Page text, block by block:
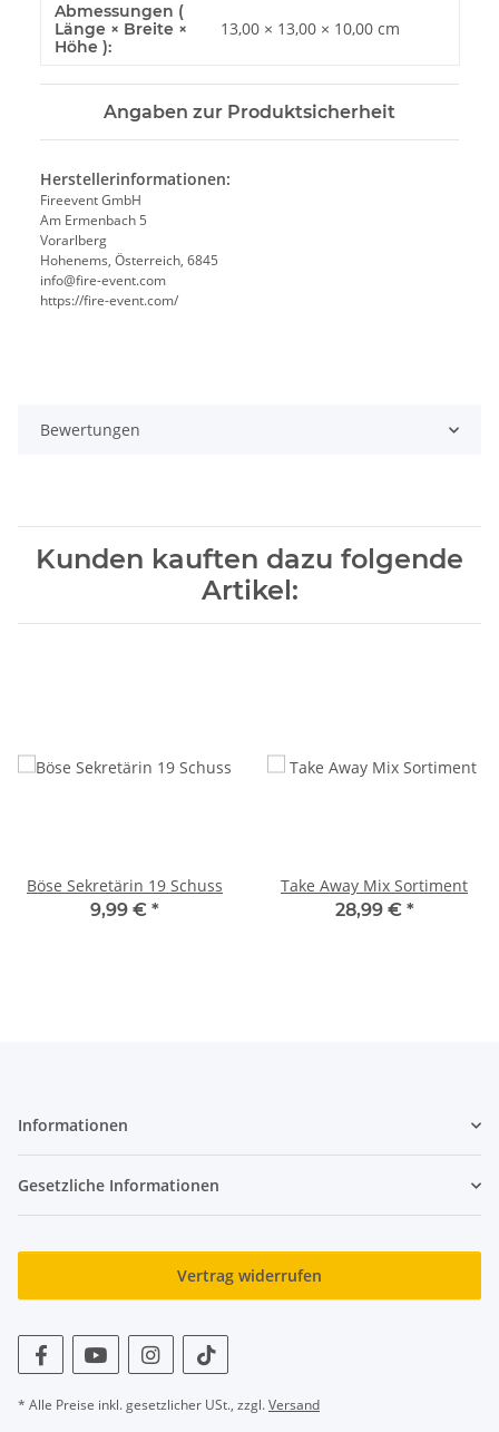
Abmessungen (
Länge × Breite ×
Höhe ):
13,00 × 13,00 × 10,00 cm
Angaben zur Produktsicherheit
Herstellerinformationen:
Fireevent GmbH
Am Ermenbach 5
Vorarlberg
Hohenems, Österreich, 6845
info@fire-event.com
https://fire-event.com/
Bewertungen
Kunden kauften dazu folgende
Artikel:
Böse Sekretärin 19 Schuss
9,99 € *
Take Away Mix Sortiment
28,99 € *
Informationen
Gesetzliche Informationen
Vertrag widerrufen
* Alle Preise inkl. gesetzlicher USt., zzgl.Versand